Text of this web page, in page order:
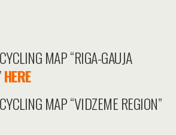
MAP “RIGA-GAUJA
HERE
MAP “VIDZEME REGION”